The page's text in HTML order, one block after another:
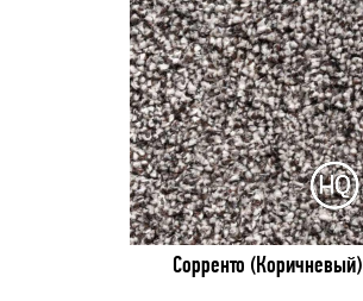
Сорренто (Коричневый)